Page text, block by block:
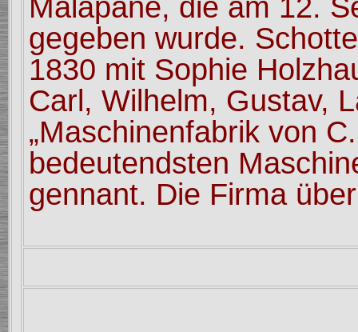
gegeben wurde.
1830 mit Sophie
Carl, Wilhelm, Gustav,
„Maschinenfabrik von
bedeutendsten
gennant. Die Firma